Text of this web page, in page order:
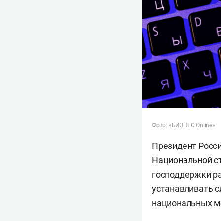
Фото: «БИЗНЕС Online»
Президент
Национальной
господдержки
устанавливать
национальных